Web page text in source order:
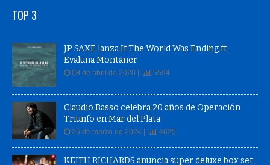
TOP 3
JP SAXE lanza If The World Was Ending ft.
Evaluna Montaner
08 de abril de 2020 | 5594
Claudio Basso celebra 20 años de Operación
Triunfo en Mar del Plata
26 de marzo de 2024 | 4625
KEITH RICHARDS anuncia super deluxe box set